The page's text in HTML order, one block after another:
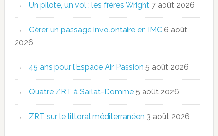
Un pilote, un vol : les frères Wright 7 août 2026
Gérer un passage involontaire en IMC 6 août
2026
45 ans pour l’Espace Air Passion 5 août 2026
Quatre ZRT à Sarlat-Domme 5 août 2026
ZRT sur le littoral méditerranéen 3 août 2026